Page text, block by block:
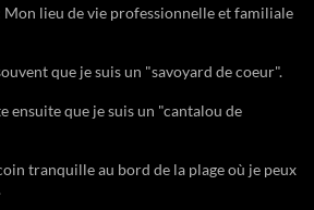
Mon lieu de vie professionnelle et familiale
que je suis un "savoyard de coeur".
ensuite que je suis un "cantalou de
tranquille au bord de la plage où je peux